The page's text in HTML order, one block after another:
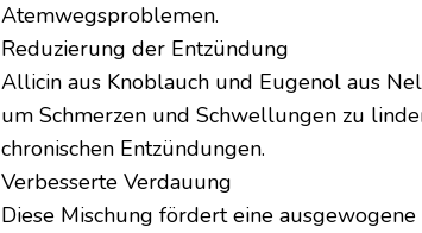
Atemwegsproblemen.
Reduzierung der Entzündung
Allicin aus Knoblauch und Eugenol aus
um Schmerzen und Schwellungen zu
chronischen Entzündungen.
Verbesserte Verdauung
Diese Mischung fördert eine